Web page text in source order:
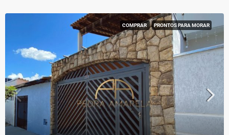
COMPRAR PRONTOS PARA MORAR